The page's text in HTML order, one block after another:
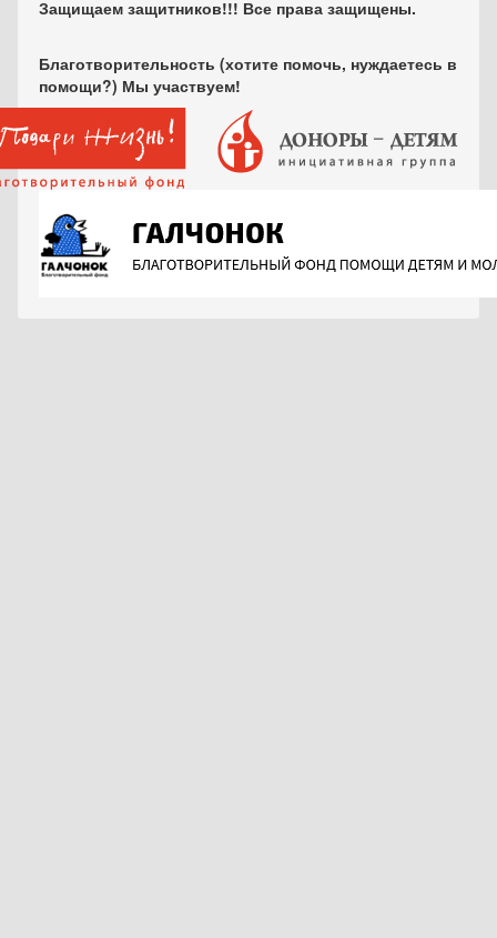
Защищаем защитников!!! Все права защищены.
Благотворительность (хотите помочь, нуждаетесь в
помощи?) Мы участвуем!